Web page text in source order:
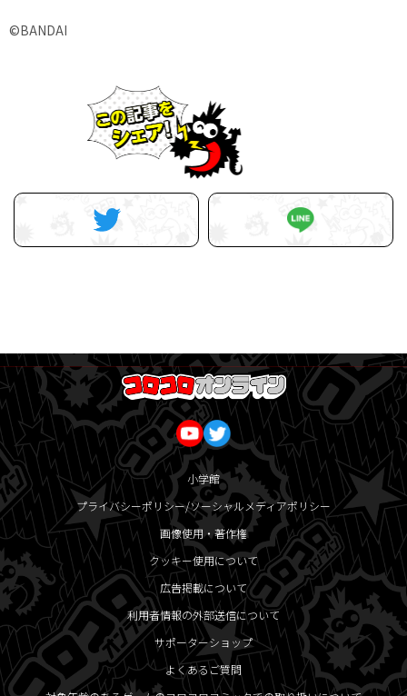
©BANDAI
小学館
プライバシーポリシー/ソーシャルメディアポリシー
画像使用・著作権
クッキー使用について
広告掲載について
利用者情報の外部送信について
サポーターショップ
よくあるご質問